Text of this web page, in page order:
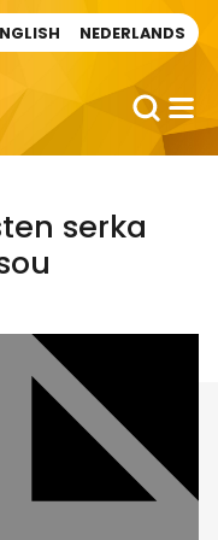
NEDERLANDS
serka